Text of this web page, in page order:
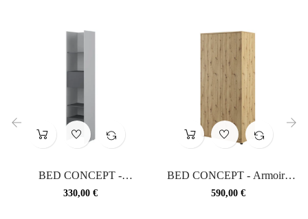
BED CONCEPT -
Bibliothèque gris et graphite
Prix
330,00 €
BED CONCEPT - Armoire
chêne artisan
Prix
590,00 €